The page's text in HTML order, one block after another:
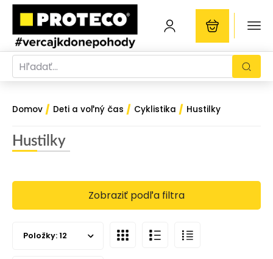
Domov / Deti a voľný čas / Cyklistika / Hustilky
Hustilky
Zobraziť podľa filtra
Položky: 12